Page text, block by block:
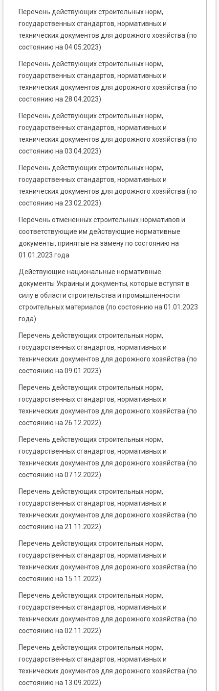
Перечень действующих строительных норм,
государственных стандартов, нормативных и
технических документов для дорожного хозяйства (по
состоянию на 04.05.2023)
Перечень действующих строительных норм,
государственных стандартов, нормативных и
технических документов для дорожного хозяйства (по
состоянию на 28.04.2023)
Перечень действующих строительных норм,
государственных стандартов, нормативных и
технических документов для дорожного хозяйства (по
состоянию на 03.04.2023)
Перечень действующих строительных норм,
государственных стандартов, нормативных и
технических документов для дорожного хозяйства (по
состоянию на 23.02.2023)
Перечень отмененных строительных нормативов и
соответствующие им действующие нормативные
документы, принятые на замену по состоянию на
01.01.2023 года
Действующие национальные нормативные
документы Украины и документы, которые вступят в
силу в области строительства и промышленности
строительных материалов (по состоянию на 01.01.2023
года)
Перечень действующих строительных норм,
государственных стандартов, нормативных и
технических документов для дорожного хозяйства (по
состоянию на 09.01.2023)
Перечень действующих строительных норм,
государственных стандартов, нормативных и
технических документов для дорожного хозяйства (по
состоянию на 26.12.2022)
Перечень действующих строительных норм,
государственных стандартов, нормативных и
технических документов для дорожного хозяйства (по
состоянию на 07.12.2022)
Перечень действующих строительных норм,
государственных стандартов, нормативных и
технических документов для дорожного хозяйства (по
состоянию на 21.11.2022)
Перечень действующих строительных норм,
государственных стандартов, нормативных и
технических документов для дорожного хозяйства (по
состоянию на 15.11.2022)
Перечень действующих строительных норм,
государственных стандартов, нормативных и
технических документов для дорожного хозяйства (по
состоянию на 02.11.2022)
Перечень действующих строительных норм,
государственных стандартов, нормативных и
технических документов для дорожного хозяйства (по
состоянию на 13.09.2022)